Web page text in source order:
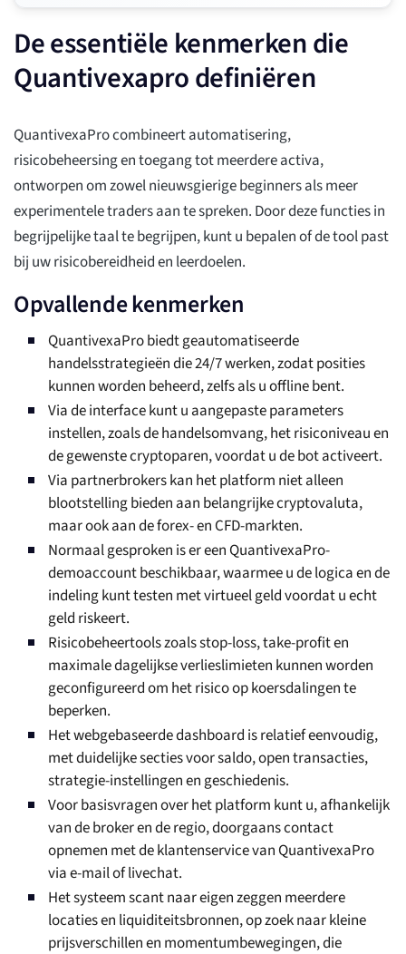
De essentiële kenmerken die
Quantivexapro definiëren
QuantivexaPro combineert automatisering,
risicobeheersing en toegang tot meerdere activa,
ontworpen om zowel nieuwsgierige beginners als meer
experimentele traders aan te spreken. Door deze functies in
begrijpelijke taal te begrijpen, kunt u bepalen of de tool past
bij uw risicobereidheid en leerdoelen.
Opvallende kenmerken
QuantivexaPro biedt geautomatiseerde
handelsstrategieën die 24/7 werken, zodat posities
kunnen worden beheerd, zelfs als u offline bent.
Via de interface kunt u aangepaste parameters
instellen, zoals de handelsomvang, het risiconiveau en
de gewenste cryptoparen, voordat u de bot activeert.
Via partnerbrokers kan het platform niet alleen
blootstelling bieden aan belangrijke cryptovaluta,
maar ook aan de forex- en CFD-markten.
Normaal gesproken is er een QuantivexaPro-
demoaccount beschikbaar, waarmee u de logica en de
indeling kunt testen met virtueel geld voordat u echt
geld riskeert.
Risicobeheertools zoals stop-loss, take-profit en
maximale dagelijkse verlieslimieten kunnen worden
geconfigureerd om het risico op koersdalingen te
beperken.
Het webgebaseerde dashboard is relatief eenvoudig,
met duidelijke secties voor saldo, open transacties,
strategie-instellingen en geschiedenis.
Voor basisvragen over het platform kunt u, afhankelijk
van de broker en de regio, doorgaans contact
opnemen met de klantenservice van QuantivexaPro
via e-mail of livechat.
Het systeem scant naar eigen zeggen meerdere
locaties en liquiditeitsbronnen, op zoek naar kleine
prijsverschillen en momentumbewegingen, die